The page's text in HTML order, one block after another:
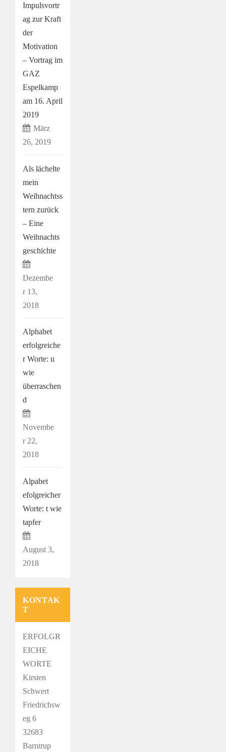
Impulsvortr
ag zur Kraft
der
Motivation
– Vortrag im
GAZ
Espelkamp
am 16. April
2019
März
26, 2019
Als lächelte
mein
Weihnachtss
tern zurück
– Eine
Weihnachts
geschichte
Dezembe
r 13,
2018
Alphabet
erfolgreiche
r Worte: u
wie
überraschen
d
Novembe
r 22,
2018
Alpabet
efolgreicher
Worte: t wie
tapfer
August 3,
2018
KONTAK
T
ERFOLGR
EICHE
WORTE
Kirsten
Schwert
Friedrichsw
eg 6
32683
Barntrup